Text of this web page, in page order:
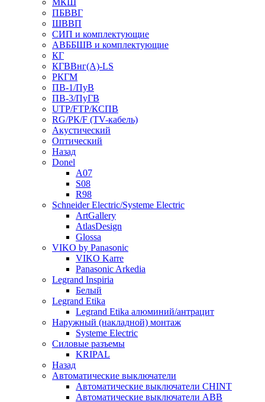
ПБВВГ
ШВВП
СИП и комплектующие
АВББШВ и комплектующие
КГ
КГВВнг(А)-LS
РКГМ
ПВ-1/ПуВ
ПВ-3/ПуГВ
UTP/FTP/КСПВ
RG/РК/F (TV-кабель)
Акустический
Оптический
Назад
Donel
A07
S08
R98
Schneider Electric/Systeme Electric
ArtGallery
AtlasDesign
Glossa
VIKO by Panasonic
VIKO Karre
Panasonic Arkedia
Legrand Inspiria
Белый
Legrand Etika
Legrand Etika алюминий/антрацит
Наружный (накладной) монтаж
Systeme Electric
Силовые разъемы
KRIPAL
Назад
Автоматические выключатели
Автоматические выключатели CHINT
Автоматические выключатели ABB